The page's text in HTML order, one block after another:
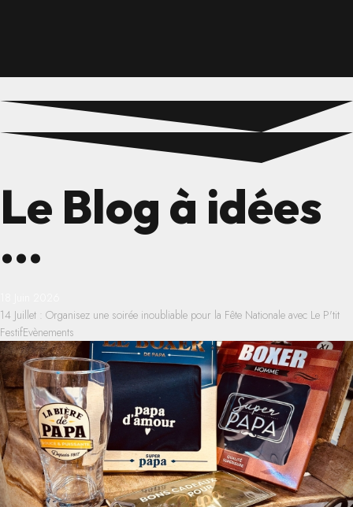
Le Blog à idées
...
14 Juillet : Organisez une soirée inoubliable pour la Fête Nationale avec Le P'tit
FestifEvènements